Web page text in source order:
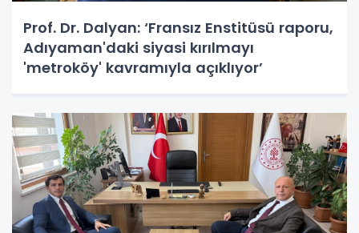
Prof. Dr. Dalyan: ‘Fransız Enstitüsü raporu,
Adıyaman'daki siyasi kırılmayı
'metroköy' kavramıyla açıklıyor’